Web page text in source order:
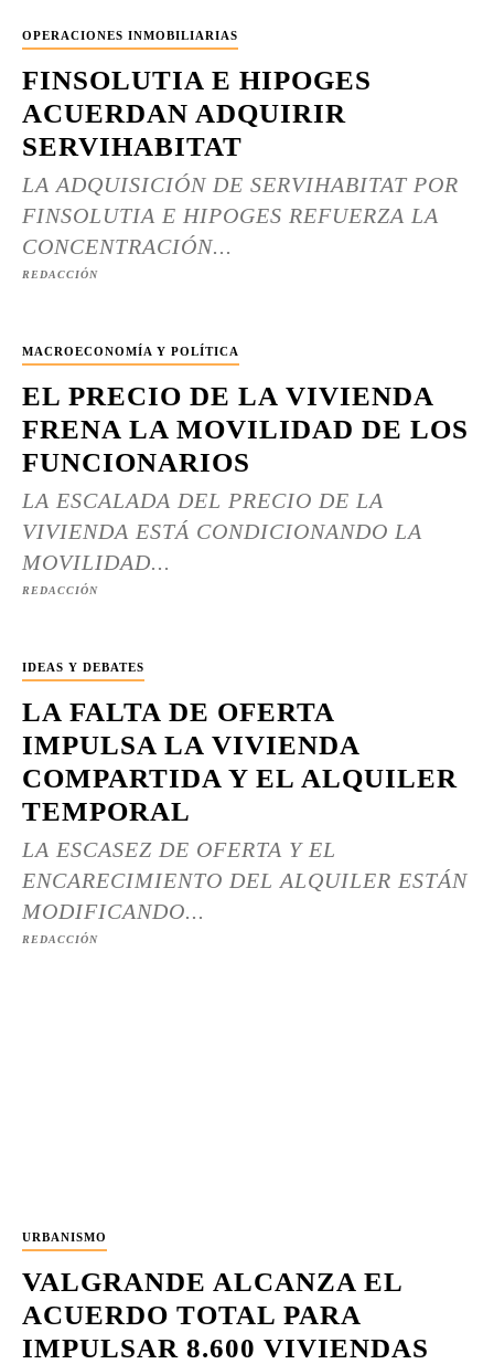
OPERACIONES INMOBILIARIAS
FINSOLUTIA E HIPOGES
ACUERDAN ADQUIRIR
SERVIHABITAT
LA ADQUISICIÓN DE SERVIHABITAT POR
FINSOLUTIA E HIPOGES REFUERZA LA
CONCENTRACIÓN...
REDACCIÓN
MACROECONOMÍA Y POLÍTICA
EL PRECIO DE LA VIVIENDA
FRENA LA MOVILIDAD DE LOS
FUNCIONARIOS
LA ESCALADA DEL PRECIO DE LA
VIVIENDA ESTÁ CONDICIONANDO LA
MOVILIDAD...
REDACCIÓN
IDEAS Y DEBATES
LA FALTA DE OFERTA
IMPULSA LA VIVIENDA
COMPARTIDA Y EL ALQUILER
TEMPORAL
LA ESCASEZ DE OFERTA Y EL
ENCARECIMIENTO DEL ALQUILER ESTÁN
MODIFICANDO...
REDACCIÓN
URBANISMO
VALGRANDE ALCANZA EL
ACUERDO TOTAL PARA
IMPULSAR 8.600 VIVIENDAS